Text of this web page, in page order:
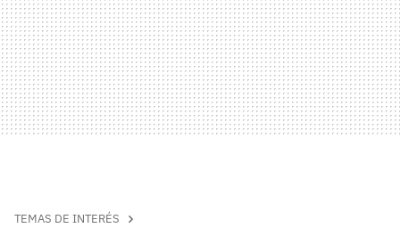
TEMAS DE INTERÉS